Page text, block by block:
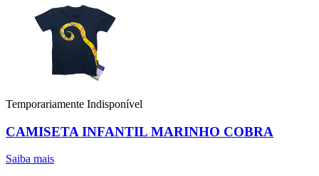
Temporariamente Indisponível
CAMISETA INFANTIL MARINHO COBRA
Saiba mais